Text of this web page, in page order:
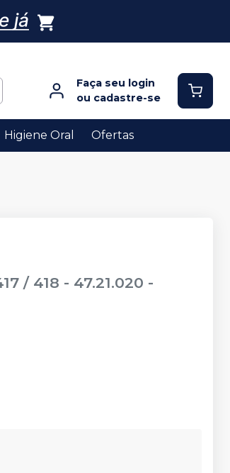
Faça seu login
ou cadastre-se
Higiene Oral Ofertas
/ 418 - 47.21.020 -